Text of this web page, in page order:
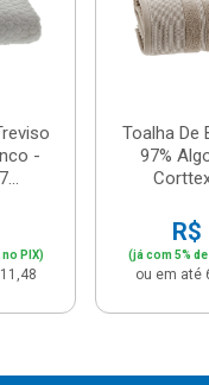
-
PIX)
Toalha De
97%
R$
(já com 5%
ou em até